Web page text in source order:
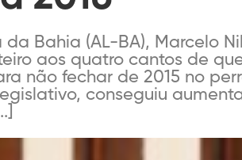
Bahia (AL-BA), Marcelo
aos quatro cantos de
não fechar de 2015 no
conseguiu